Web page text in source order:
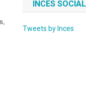
INCES
Tweets by Inces